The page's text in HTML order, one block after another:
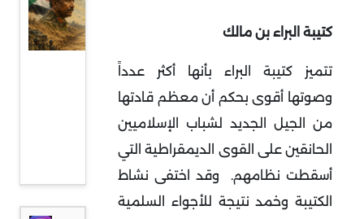
كتيبة البراء بن مالك
تتميز كتيبة البراء بأنها أكثر عدداً
وصوتها أقوى بحكم أن معظم قادتها
من الجيل الجديد لشباب الإسلاميين
الحانقين على القوى الديمقراطية التي
أسقطت نظامهم. وقد اختفى نشاط
الكتيبة وخمد نتيجة للأجواء السلمية
مواجهة
جديدة
في
ظرف